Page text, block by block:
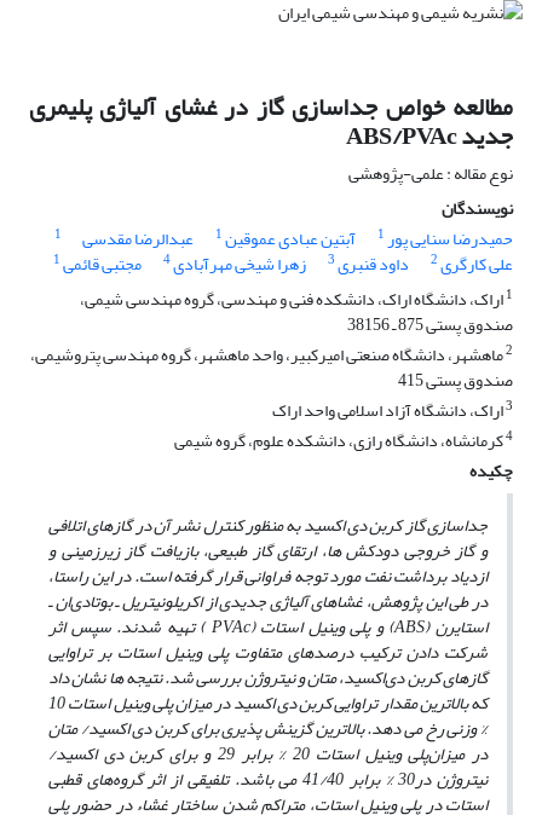
مطالعه خواص جداسازی گاز در غشای آلیاژی پلیمری
جدید ABS/PVAc
نوع مقاله : علمی-پژوهشی
نویسندگان
حمیدرضا سنایی پور1 آبتین عبادی عموقین1 عبدالرضا مقدسی 1
علی کارگری2 داود قنبری3 زهرا شیخی مهرآبادی4 مجتبی قائمی1
1اراک، دانشگاه اراک، دانشکده فنی و مهندسی، گروه مهندسی شیمی،
صندوق پستی 875 ـ 38156
2ماهشهر، دانشگاه صنعتی امیرکبیر، واحد ماهشهر، گروه مهندسی پتروشیمی،
صندوق پستی 415
3اراک، دانشگاه آزاد اسلامی واحد اراک
4کرمانشاه، دانشگاه رازی، دانشکده علوم، گروه شیمی
چکیده
جداسازی گاز کربن دی اکسید به منظور کنترل نشر آن در گازهای اتلافی
و گاز خروجی دودکش ها، ارتقای گاز طبیعی، بازیافت گاز زیرزمینی و
ازدیاد برداشت نفت مورد توجه فراوانی قرار گرفته است. در این راستا،
در طی این پژوهش، غشاهای آلیاژی جدیدی از اکریلونیتریل ـ بوتادی‌ان ـ
استایرن (ABS) و پلی وینیل استات (PVAc
)تهیه شدند. سپس اثر
شرکت دادن ترکیب درصدهای متفاوت پلی وینیل استات بر تراوایی
گازهای کربن دی‌اکسید، متان و نیتروژن بررسی شد. نتیجه‌ ها نشان داد
که بالاترین مقدار تراوایی کربن دی اکسید در میزان پلی وینیل استات 10
% وزنی رخ می دهد. بالاترین گزینش پذیری برای کربن دی اکسید/ متان
در میزانپلی وینیل استات 20 % برابر 29 و برای کربن دی اکسید/
نیتروژن در30 % برابر 41/40 می باشد. تلفیقی از اثر گروه‌های قطبی
استات در پلی وینیل استات،متراکم شدن ساختار غشاء در حضور پلی